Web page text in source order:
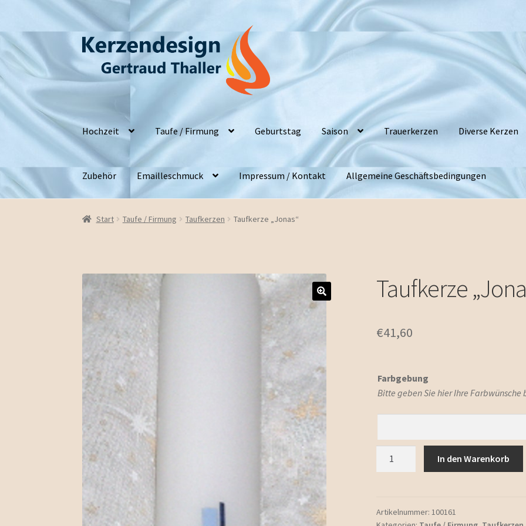
Zur
Navigation
springen
Zum
Inhalt
springen
Hochzeit Taufe / Firmung Geburtstag Saison Trauerkerzen Diverse Kerzen
Zubehör Emailleschmuck Impressum / Kontakt Allgemeine Geschäftsbedingungen
Start Taufe / Firmung Taufkerzen Taufkerze „Jonas“
Taufkerze
€41,60
Farbgebung
Bitte geben Sie hier Ihre Farbwünsche
In den Warenkorb
Artikelnummer: 100161